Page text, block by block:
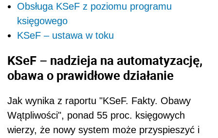
Obsługa KSeF z poziomu programu
księgowego
KSeF – ustawa w toku
KSeF – nadzieja na automatyzację,
obawa o prawidłowe działanie
Jak wynika z raportu "KSeF. Fakty. Obawy
Wątpliwości", ponad 55 proc. księgowych
wierzy, że nowy system może przyspieszyć i